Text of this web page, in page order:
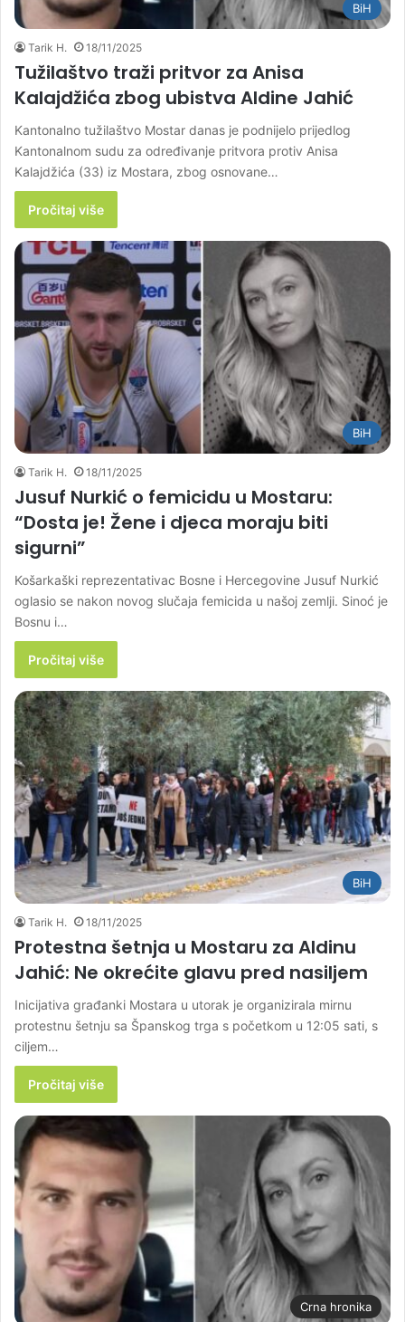
BiH
Tarik H. 18/11/2025
Tužilaštvo traži pritvor za Anisa
Kalajdžića zbog ubistva Aldine Jahić
Kantonalno tužilaštvo Mostar danas je podnijelo prijedlog
Kantonalnom sudu za određivanje pritvora protiv Anisa
Kalajdžića (33) iz Mostara, zbog osnovane…
Pročitaj više
BiH
Tarik H. 18/11/2025
Jusuf Nurkić o femicidu u Mostaru:
“Dosta je! Žene i djeca moraju biti
sigurni”
Košarkaški reprezentativac Bosne i Hercegovine Jusuf Nurkić
oglasio se nakon novog slučaja femicida u našoj zemlji. Sinoć je
Bosnu i…
Pročitaj više
BiH
Tarik H. 18/11/2025
Protestna šetnja u Mostaru za Aldinu
Jahić: Ne okrećite glavu pred nasiljem
Inicijativa građanki Mostara u utorak je organizirala mirnu
protestnu šetnju sa Španskog trga s početkom u 12:05 sati, s
ciljem…
Pročitaj više
Crna hronika